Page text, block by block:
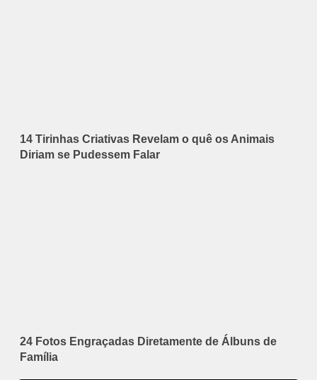
14 Tirinhas Criativas Revelam o quê os Animais
Diriam se Pudessem Falar
24 Fotos Engraçadas Diretamente de Álbuns de
Família